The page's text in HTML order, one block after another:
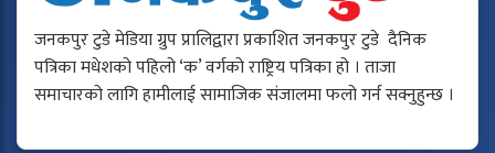
जनकपुर टुडे मेडिया ग्रुप प्रालिद्वारा प्रकाशित जनकपुर टुडे दैनिक
पत्रिका मधेशको पहिलो ‘क’ वर्गको राष्ट्रिय पत्रिका हो । ताजा
समाचारको लागि हामीलाई सामाजिक संजालमा फलो गर्न सक्नुहुन्छ ।